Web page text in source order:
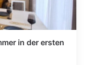
in der ersten